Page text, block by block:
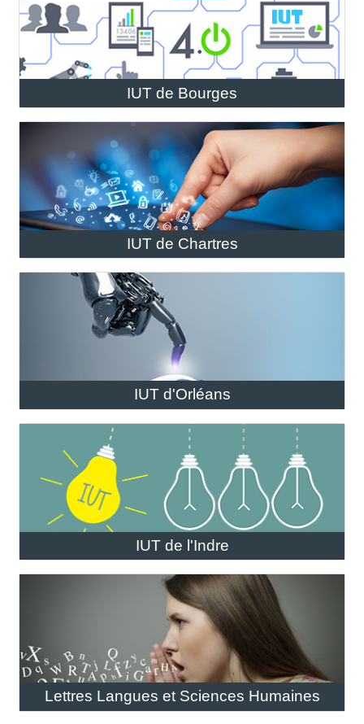
IUT de Bourges
IUT de Chartres
IUT d'Orléans
IUT de l'Indre
Lettres Langues et Sciences Humaines